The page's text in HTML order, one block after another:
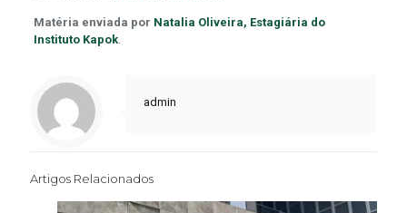
Matéria enviada por Natalia Oliveira, Estagiária do
Instituto Kapok.
admin
Artigos Relacionados